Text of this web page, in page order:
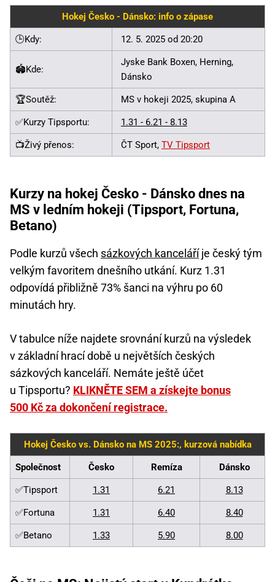
Hokej Česko - Dánsko: info o zápase
🕒Kdy: 12. 5. 2025 od 20:20
🏟️Kde:
Jyske Bank Boxen, Herning,
Dánsko
🏆Soutěž: MS v hokeji 2025, skupina A
✅Kurzy Tipsportu: 1.31 - 6.21 - 8.13
📺Živý přenos: ČT Sport, TV Tipsport
Kurzy na hokej Česko - Dánsko dnes na
MS v ledním hokeji (Tipsport, Fortuna,
Betano)
Podle kurzů všech sázkových kanceláříje český tým
velkým favoritem dnešního utkání. Kurz 1.31
odpovídá přibližně 73% šanci na výhru po 60
minutách hry.
V tabulce níže najdete srovnání kurzů na výsledek
v základní hrací době u největších českých
sázkových kanceláří. Nemáte ještě účet
u Tipsportu? KLIKNĚTE SEM a získejte bonus
500 Kč za dokončení registrace.
Hokej Česko vs. Dánsko na MS 2025:, kurzová nabídka
Společnost Česko Remíza Dánsko
✅Tipsport 1.31 6.21 8.13
✅Fortuna 1.31 6.40 8.40
✅Betano 1.33 5.90 8.00